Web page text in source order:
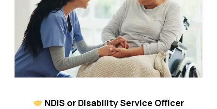
NDIS or Disability Service Officer